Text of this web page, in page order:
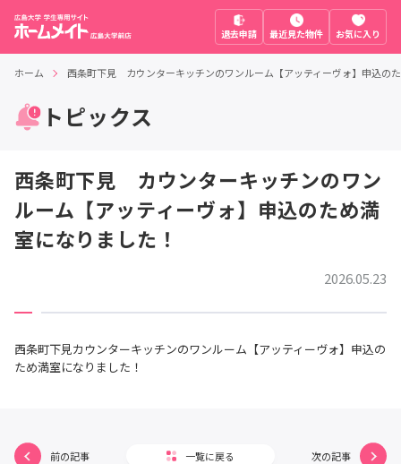
退去申請 最近見た物件 お気に入り
ホーム 西条町下見 カウンターキッチンのワンルーム【アッティーヴォ】申込の
トピックス
西条町下見 カウンターキッチンのワン
ルーム【アッティーヴォ】申込のため満
室になりました！
2026.05.23
西条町下見カウンターキッチンのワンルーム【アッティーヴォ】申込の
ため満室になりました！
前の記事 一覧に戻る 次の記事